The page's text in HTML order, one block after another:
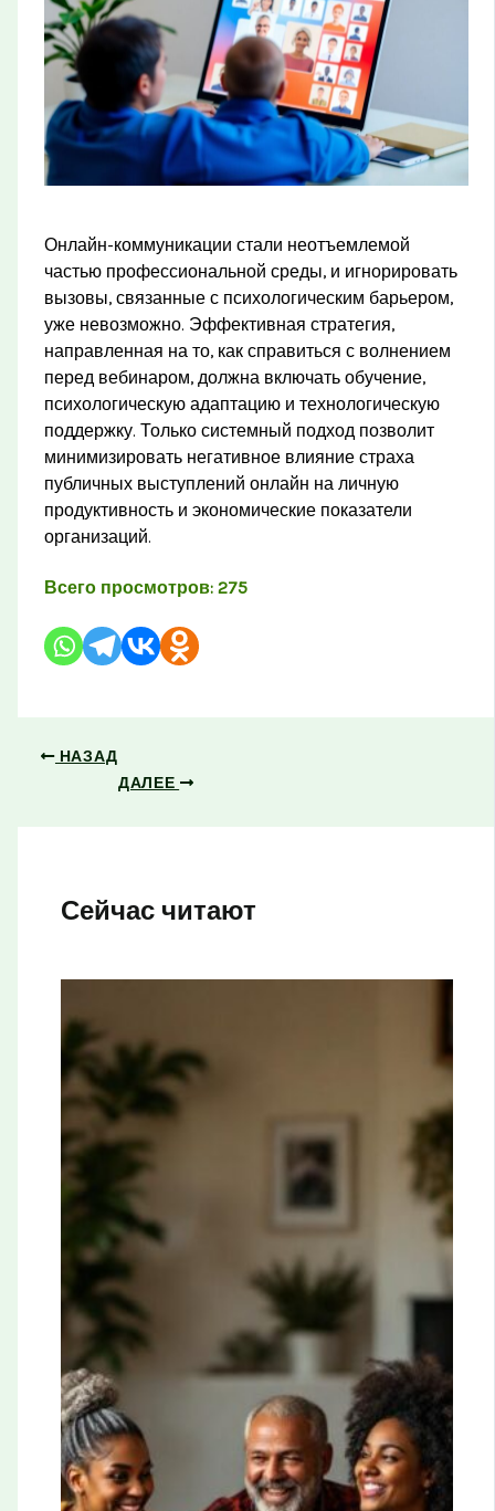
Онлайн-коммуникации стали неотъемлемой
частью профессиональной среды, и игнорировать
вызовы, связанные с психологическим барьером,
уже невозможно. Эффективная стратегия,
направленная на то, как справиться с волнением
перед вебинаром, должна включать обучение,
психологическую адаптацию и технологическую
поддержку. Только системный подход позволит
минимизировать негативное влияние страха
публичных выступлений онлайн на личную
продуктивность и экономические показатели
организаций.
Всего просмотров: 275
НАЗАД
ДАЛЕЕ
Сейчас читают